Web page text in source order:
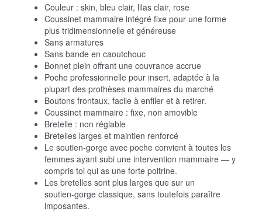
Couleur : skin, bleu clair, lilas clair, rose
Coussinet mammaire intégré fixe pour une forme
plus tridimensionnelle et généreuse
Sans armatures
Sans bande en caoutchouc
Bonnet plein offrant une couvrance accrue
Poche professionnelle pour insert, adaptée à la
plupart des prothèses mammaires du marché
Boutons frontaux, facile à enfiler et à retirer.
Coussinet mammaire : fixe, non amovible
Bretelle : non réglable
Bretelles larges et maintien renforcé
Le soutien‑gorge avec poche convient à toutes les
femmes ayant subi une intervention mammaire — y
compris toi qui as une forte poitrine.
Les bretelles sont plus larges que sur un
soutien‑gorge classique, sans toutefois paraître
imposantes.